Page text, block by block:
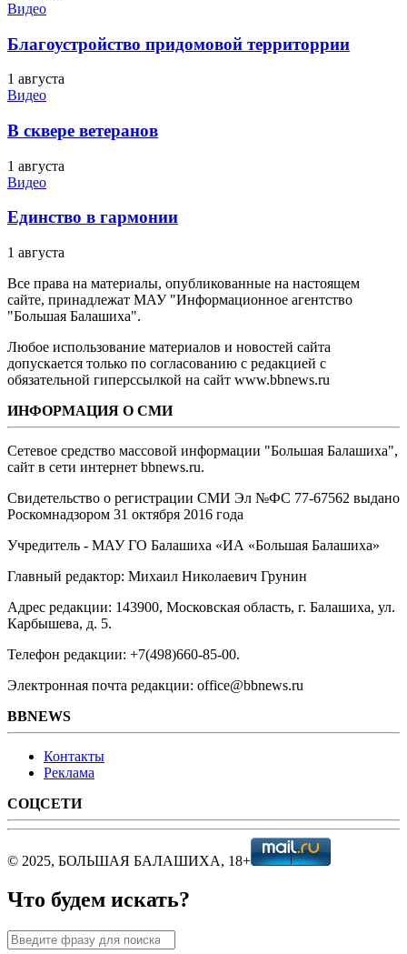
Видео
Благоустройство придомовой территоррии
1 августа
Видео
В сквере ветеранов
1 августа
Видео
Единство в гармонии
1 августа
Все права на материалы, опубликованные на настоящем
сайте, принадлежат МАУ "Информационное агентство
"Большая Балашиха".
Любое использование материалов и новостей сайта
допускается только по согласованию с редакцией с
обязательной гиперссылкой на сайт www.bbnews.ru
ИНФОРМАЦИЯ О СМИ
Сетевое средство массовой информации "Большая Балашиха",
сайт в сети интернет bbnews.ru.
Свидетельство о регистрации СМИ Эл №ФС ‎77-67562 выдано
Роскомнадзором 31 октября 2016 года
Учредитель - МАУ ГО Балашиха «ИА «Большая Балашиха»
Главный редактор: Михаил Николаевич Грунин
Адрес редакции: 143900, Московская область, г. Балашиха, ул.
Карбышева, д. 5.
Телефон редакции: +7(498)660-85-00.
Электронная почта редакции: office@bbnews.ru
BBNEWS
Контакты
Реклама
СОЦСЕТИ
© 2025, БОЛЬШАЯ БАЛАШИХА, 18+
Что будем искать?